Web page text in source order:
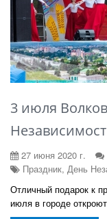
3 июля
27 июня 2020 г.
Праздник, День
Отличный подарок к
июля в городе